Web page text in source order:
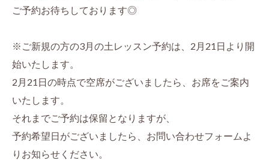
ご予約お待ちしております◎
※ご新規の方の3月の土レッスン予約は、2月21日より開
始いたします。
2月21日の時点で空席がございましたら、お席をご案内
いたします。
それまでご予約は保留となりますが、
予約希望日がございましたら、お問い合わせフォームよ
りお知らせください。